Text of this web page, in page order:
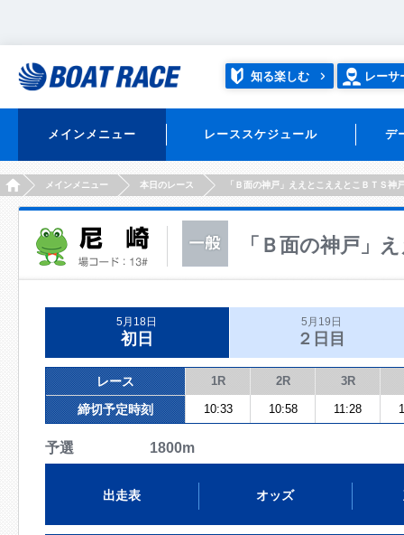
知る楽しむ レーサ
メインメニュー レーススケジュール デ
HOMEメインメニュー 本日のレース 「Ｂ面の神戸」ええとこええとこＢＴＳ神
「Ｂ面の神戸」
5月18日
初日
5月19日
２日目
レース 1R 2R 3R
締切予定時刻 10:33 10:58 11:28
予選 1800m
出走表 オッズ